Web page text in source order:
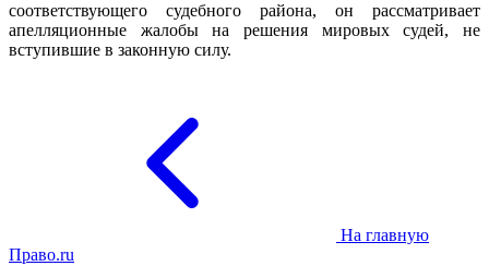
соответствующего судебного района, он рассматривает
апелляционные жалобы на решения мировых судей, не
вступившие в законную силу.
На главную
Право.ru